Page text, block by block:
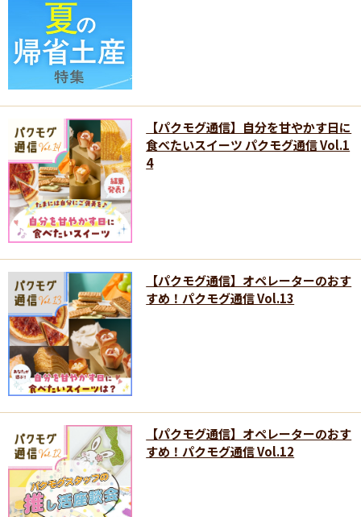
【パクモグ通信】自分を甘やかす日に
食べたいスイーツ パクモグ通信 Vol.1
4
【パクモグ通信】オペレーターのおす
すめ！パクモグ通信 Vol.13
【パクモグ通信】オペレーターのおす
すめ！パクモグ通信 Vol.12